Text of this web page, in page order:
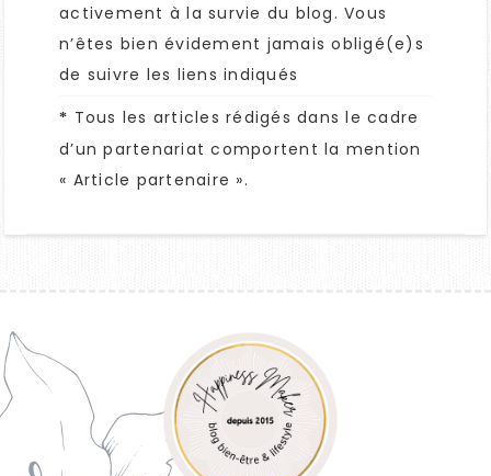
activement à la survie du blog. Vous
n’êtes bien évidement jamais obligé(e)s
de suivre les liens indiqués
* Tous les articles rédigés dans le cadre
d’un partenariat comportent la mention
« Article partenaire ».